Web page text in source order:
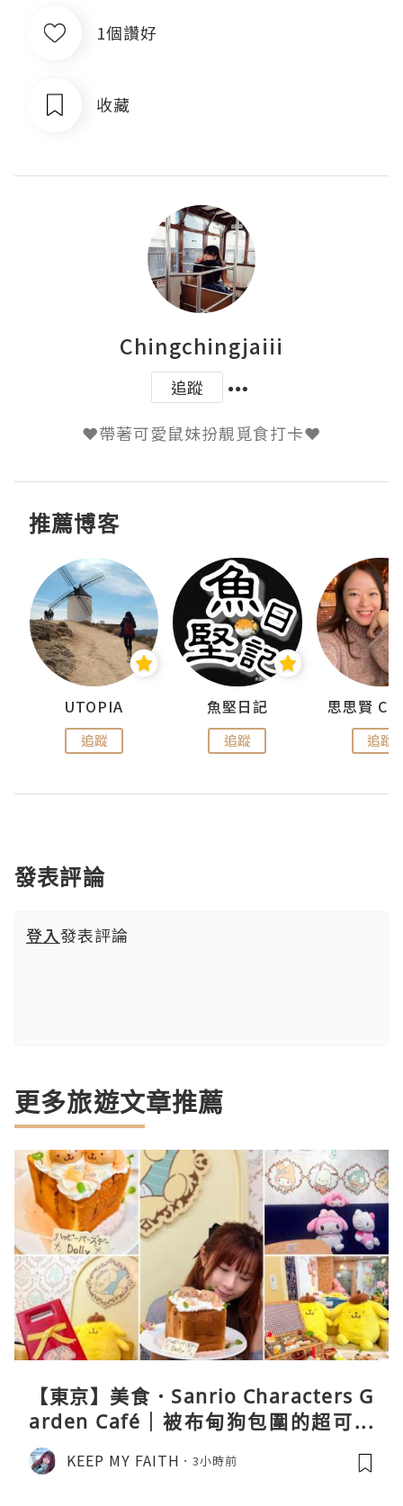
1個讚好
收藏
Chingchingjaiii
追蹤
推薦博客
UTOPIA
追蹤
魚堅日記
追蹤 追蹤
發表評論
登入發表評論
更多旅遊文章推薦
【東京】美食．Sanrio Characters G
arden Café｜被布甸狗包圍的超可愛
下午茶體驗
KEEP MY FAITH 3小時前